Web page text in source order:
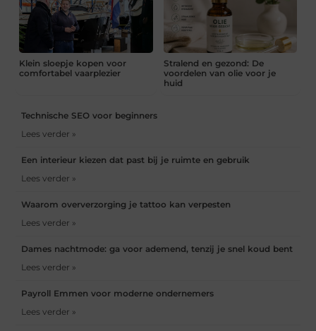
Klein sloepje kopen voor
comfortabel vaarplezier
Stralend en gezond: De
voordelen van olie voor je
huid
Technische SEO voor beginners
Lees verder »
Een interieur kiezen dat past bij je ruimte en gebruik
Lees verder »
Waarom oververzorging je tattoo kan verpesten
Lees verder »
Dames nachtmode: ga voor ademend, tenzij je snel koud bent
Lees verder »
Payroll Emmen voor moderne ondernemers
Lees verder »